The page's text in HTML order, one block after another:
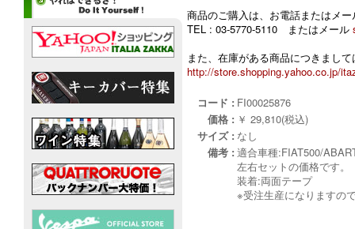
商品のご購入は、お電話またはメ
TEL : 03-5770-5110 またはメール
また、在庫がある商品につきまし
http://store.shopping.yahoo.co.jp/
コード : FI00025876
価格 : ￥ 29,810(税込)
サイズ : なし
備考 : 適合車種:FIAT500/
左右セットの価格です。
装着:両面テープ
※受注生産になりますの